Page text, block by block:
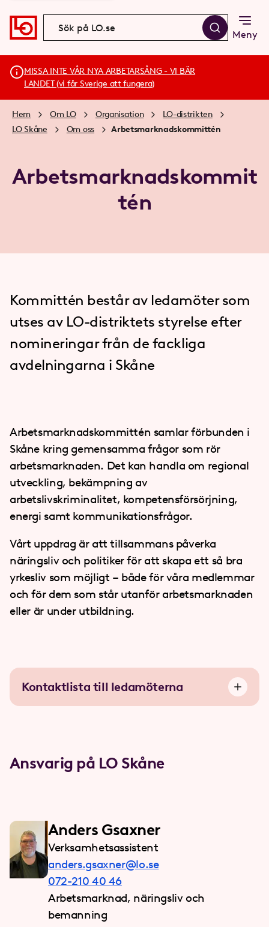
Meny
MISSA INTE VÅR NYA ARBETARSÅNG - VI BÄR
LANDET (vi får Sverige att fungera)
Hem Om LO Organisation
LO-distrikten
LO Skåne
Om oss Arbetsmarknadskommittén
Arbetsmarknadskommit
tén
Kommittén består av ledamöter som
utses av LO-distriktets styrelse efter
nomineringar från de fackliga
avdelningarna i Skåne
Arbetsmarknadskommittén samlar förbunden i
Skåne kring gemensamma frågor som rör
arbetsmarknaden. Det kan handla om regional
utveckling, bekämpning av
arbetslivskriminalitet, kompetensförsörjning,
energi samt kommunikationsfrågor.
Vårt uppdrag är att tillsammans påverka
näringsliv och politiker för att skapa ett så bra
yrkesliv som möjligt – både för våra medlemmar
och för dem som står utanför arbetsmarknaden
eller är under utbildning.
Kontaktlista till ledamöterna
Ansvarig på LO Skåne
Anders Gsaxner
Verksamhetsassistent
anders.gsaxner@lo.se
072-210 40 46
Arbetsmarknad, näringsliv och
bemanning